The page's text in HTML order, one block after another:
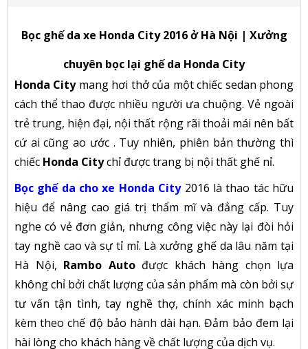
Bọc ghế da xe Honda City 2016 ở Hà Nội | Xưởng
chuyên bọc lại ghế da Honda City
Honda Citymang hơi thở của một chiếc sedan phong
cách thể thao được nhiều người ưa chuộng. Vẻ ngoài
trẻ trung, hiện đại, nội thất rộng rãi thoải mái nên bất
cứ ai cũng ao ước . Tuy nhiên, phiên bản thường thì
chiếc Honda Citychỉ được trang bị nội thất ghế nỉ.
Bọc ghế da cho xe Honda City2016 là thao tác hữu
hiệu để nâng cao giá trị thẩm mĩ và đẳng cấp. Tuy
nghe có vẻ đơn giản, nhưng công việc này lại đòi hỏi
tay nghề cao và sự tỉ mỉ. Là xưởng ghế da lâu năm tại
Hà Nội, Rambo Autođược khách hàng chọn lựa
không chỉ bởi chất lượng của sản phẩm mà còn bởi sự
tư vấn tận tình, tay nghề thợ, chính xác minh bạch
kèm theo chế độ bảo hành dài hạn. Đảm bảo đem lại
hài lòng cho khách hàng về chất lượng của dịch vụ.